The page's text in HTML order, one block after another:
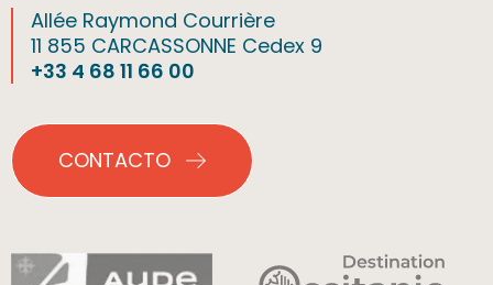
Allée Raymond Courrière
11 855 CARCASSONNE Cedex 9
+33 4 68 11 66 00
CONTACTO